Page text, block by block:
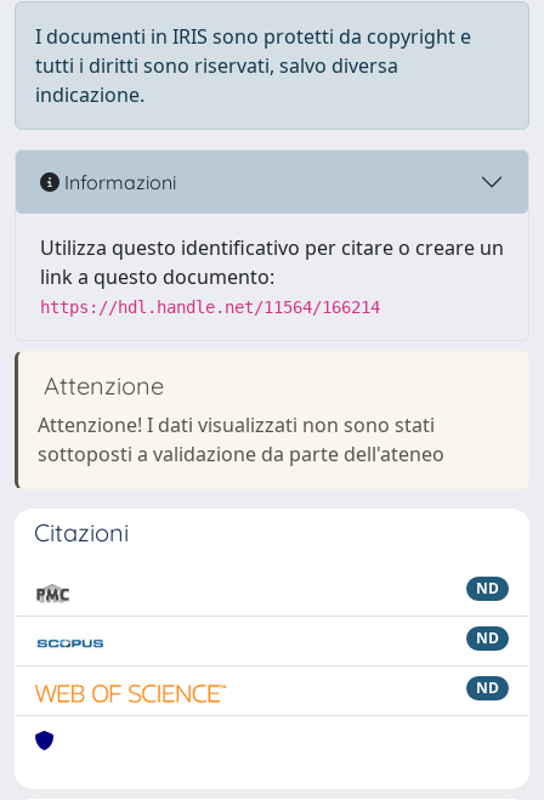
I documenti in IRIS sono protetti da copyright e
tutti i diritti sono riservati, salvo diversa
indicazione.
Informazioni
Utilizza questo identificativo per citare o creare un
link a questo documento:
https://hdl.handle.net/11564/166214
Attenzione
Attenzione! I dati visualizzati non sono stati
sottoposti a validazione da parte dell'ateneo
Citazioni
ND
ND
ND